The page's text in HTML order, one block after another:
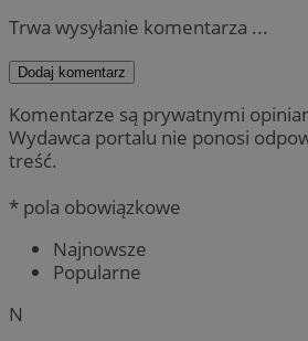
Trwa wysyłanie komentarza ...
Dodaj komentarz
Komentarze są prywatnymi
Wydawca portalu nie ponosi
treść.
* pola obowiązkowe
Najnowsze
Popularne
N